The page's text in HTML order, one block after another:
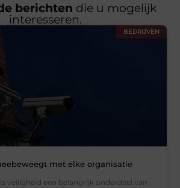
berichten die u mogelijk
interesseren.
BEDRIJVEN
met elke organisatie
veiligheid een belangrijk onderdeel van